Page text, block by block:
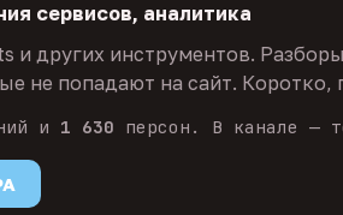
сервисов, аналитика
и других инструментов.
не попадают на сайт. Коротко,
и 1 630 персон. В канале —